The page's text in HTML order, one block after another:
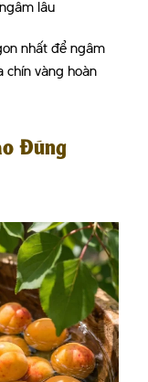
lâu
nhất để ngâm
chín vàng hoàn
Đúng